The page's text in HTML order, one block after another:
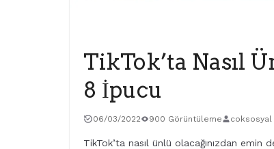
TikTok’ta Nasıl
8 İpucu
06/03/2022 900 Görüntüleme coksosyal
TikTok’ta nasıl ünlü olacağınızdan